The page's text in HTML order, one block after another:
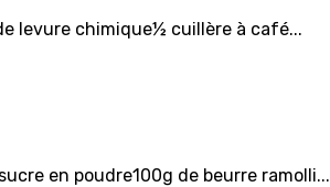
levure chimique½ cuillère à café...
en poudre100g de beurre ramolli...